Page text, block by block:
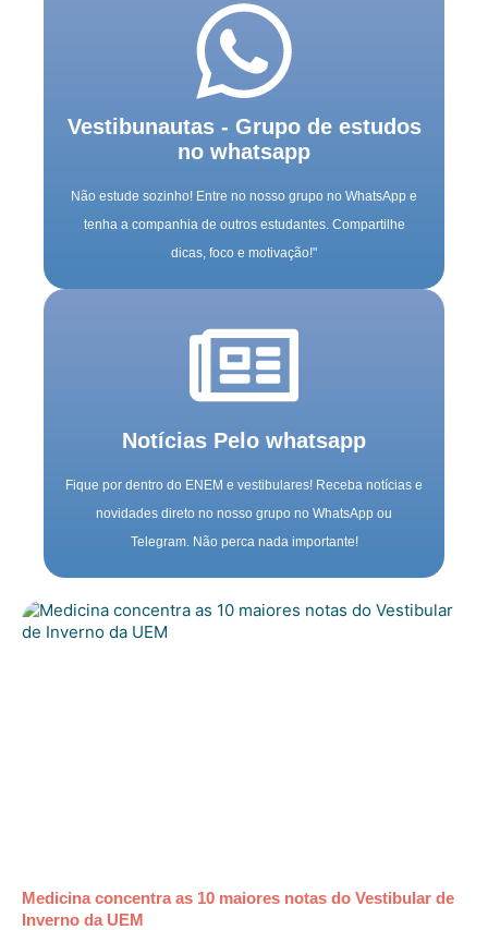
Vestibunautas - Grupo de estudos
no whatsapp
Não estude sozinho! Entre no nosso grupo no WhatsApp e
tenha a companhia de outros estudantes. Compartilhe
dicas, foco e motivação!"
Notícias Pelo whatsapp
Fique por dentro do ENEM e vestibulares! Receba notícias e
novidades direto no nosso grupo no WhatsApp ou
Telegram. Não perca nada importante!
Medicina concentra as 10 maiores notas do Vestibular de
Inverno da UEM